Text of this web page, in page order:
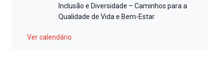
Inclusão e Diversidade – Caminhos para a
Qualidade de Vida e Bem-Estar
Ver calendário